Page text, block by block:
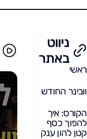
ניווט
באתר
ראשי
וובינר החודש
הקורס: איך
להפוך כסף
קטן להון ענק